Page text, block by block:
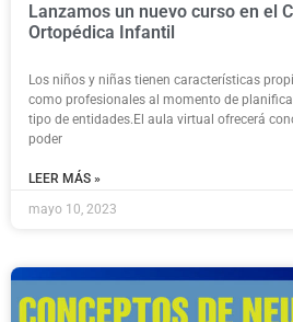
Lanzamos un nuevo curso en el
Ortopédica Infantil
Los niños y niñas tienen características
como profesionales al momento de
tipo de entidades.El aula virtual ofrecerá
poder
LEER MÁS »
mayo 10, 2023